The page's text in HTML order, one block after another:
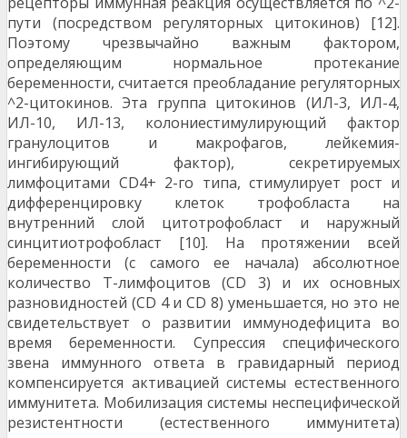
пути (по­средством регуляторных цитокинов) [12].
Поэтому чрезвычайно важным фактором,
определяющим нормальное протекание
беременности, считается преобладание регуляторных
^2-цитокинов. Эта группа цитокинов (ИЛ-3, ИЛ-4,
ИЛ-10, ИЛ-13, коло­ниестимулирующий фактор
гранулоцитов и макро­фагов, лейкемия-
ингибирующий фактор), секретируемых
лимфоцитами CD4+ 2-го типа, стимулирует рост и
дифференцировку клеток трофобласта на
внутренний слой цитотрофобласт и наружный
синцитиотрофобласт [10]. На протяжении всей
беременности (с самого ее на­чала) абсолютное
количество Т-лимфоцитов (CD 3) и их основных
разновидностей (CD 4 и CD 8) умень­шается, но это не
свидетельствует о развитии имму­нодефицита во
время беременности. Супрессия специфического
звена иммунного ответа в гравидарный период
компенсируется активацией системы ес­тественного
иммунитета. Мобилизация системы не­специфической
резистентности (естественного им­мунитета)